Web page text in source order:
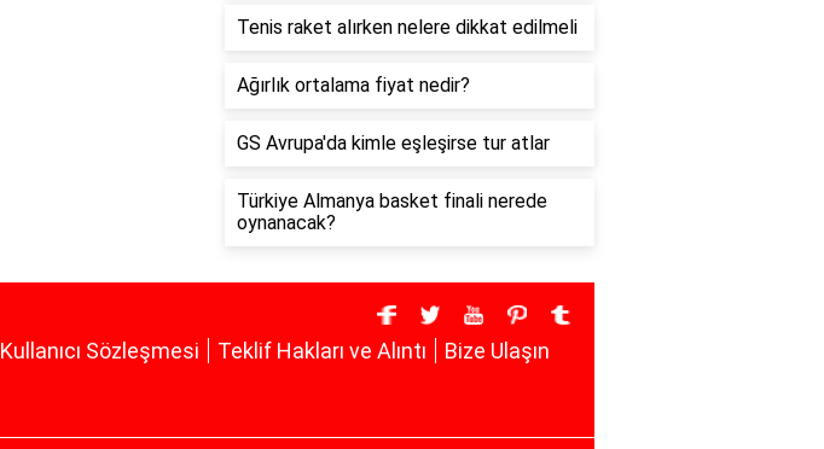
Tenis raket alırken nelere dikkat edilmeli
Ağırlık ortalama fiyat nedir?
GS Avrupa'da kimle eşleşirse tur atlar
Türkiye Almanya basket finali nerede
oynanacak?
Kullanıcı Sözleşmesi Teklif Hakları ve Alıntı Bize Ulaşın